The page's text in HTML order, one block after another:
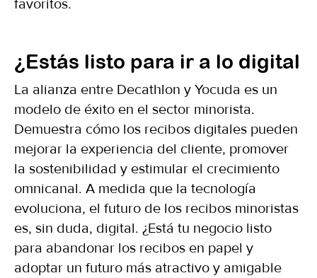
favoritos.
¿Estás listo para ir a lo digital
La alianza entre Decathlon y Yocuda es un
modelo de éxito en el sector minorista.
Demuestra cómo los recibos digitales pueden
mejorar la experiencia del cliente, promover
la sostenibilidad y estimular el crecimiento
omnicanal. A medida que la tecnología
evoluciona, el futuro de los recibos minoristas
es, sin duda, digital. ¿Está tu negocio listo
para abandonar los recibos en papel y
adoptar un futuro más atractivo y amigable